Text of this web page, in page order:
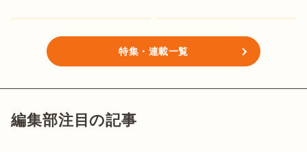
特集・連載一覧
編集部注目の記事